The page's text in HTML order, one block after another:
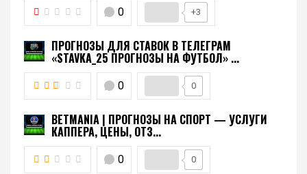
0 +3
ПРОГНОЗЫ ДЛЯ СТАВОК В ТЕЛЕГРАМ
«STAVKA_25 ПРОГНОЗЫ НА ФУТБОЛ» ...
0 0
BETMANIA | ПРОГНОЗЫ НА СПОРТ — УСЛУГИ
КАППЕРА, ЦЕНЫ, ОТЗ...
0 0